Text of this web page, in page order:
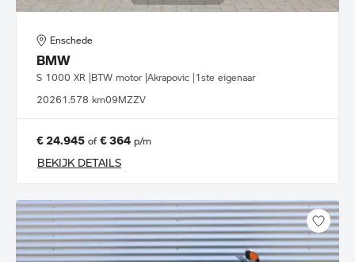
Enschede
BMW
S 1000 XR |BTW motor |Akrapovic |1ste eigenaar
20261.578 km09MZZV
€ 24.945 of € 364 p/m
BEKIJK DETAILS